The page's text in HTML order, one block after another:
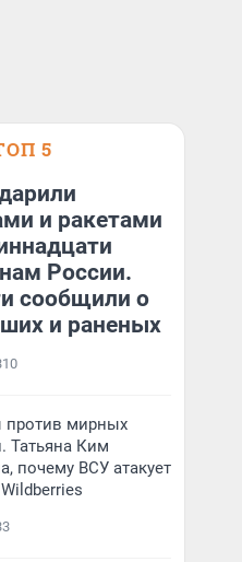
5
и ракетами
России.
сообщили о
и раненых
против мирных
Татьяна Ким
почему ВСУ атакует